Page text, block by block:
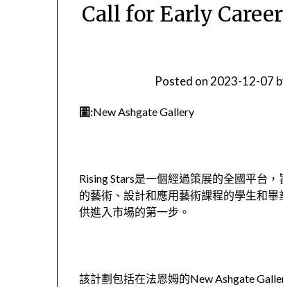
Call for Early
Posted on 2023-12-07
圖:New Ashgate Gallery
Rising Stars是一個經過策展的全國平台
的藝術、設計和應用藝術課程的學生和
供進入市場的第一步。
該計劃包括在法恩姆的New Ashgate